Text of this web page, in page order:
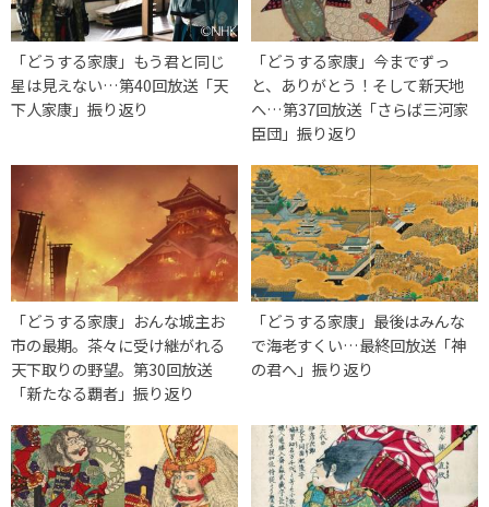
「どうする家康」もう君と同じ
星は見えない…第40回放送「天
下人家康」振り返り
「どうする家康」今までずっ
と、ありがとう！そして新天地
へ…第37回放送「さらば三河家
臣団」振り返り
「どうする家康」おんな城主お
市の最期。茶々に受け継がれる
天下取りの野望。第30回放送
「新たなる覇者」振り返り
「どうする家康」最後はみんな
で海老すくい…最終回放送「神
の君へ」振り返り